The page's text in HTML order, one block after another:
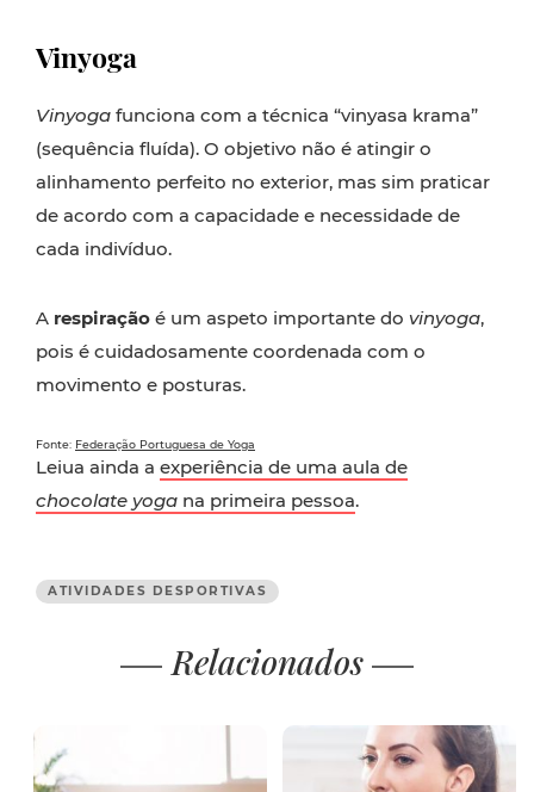
Vinyoga
Vinyoga funciona com a técnica “vinyasa krama”
(sequência fluída). O objetivo não é atingir o
alinhamento perfeito no exterior, mas sim praticar
de acordo com a capacidade e necessidade de
cada indivíduo.
A respiração é um aspeto importante do vinyoga,
pois é cuidadosamente coordenada com o
movimento e posturas.
Fonte: Federação Portuguesa de Yoga
Leiua ainda a experiência de uma aula de
chocolate yoga na primeira pessoa.
ATIVIDADES DESPORTIVAS
Relacionados